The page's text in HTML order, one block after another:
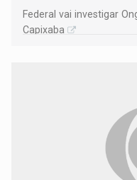
Federal vai investigar
Capixaba